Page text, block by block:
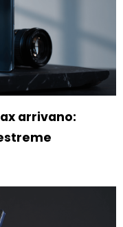
arrivano: